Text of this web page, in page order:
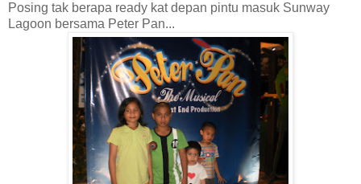
Posing tak berapa ready kat depan pintu masuk Sunway
Lagoon bersama Peter Pan...